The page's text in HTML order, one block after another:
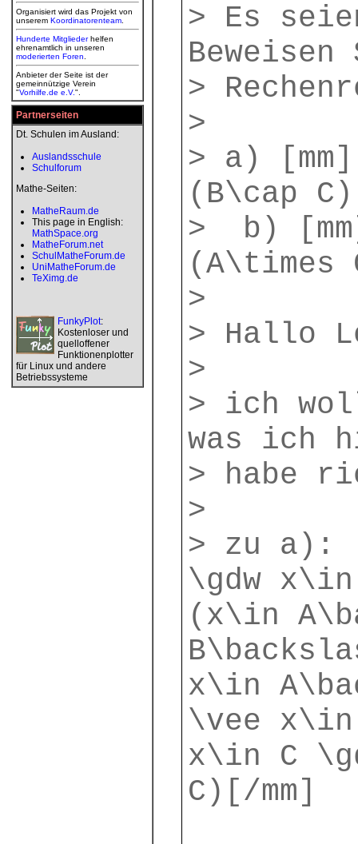
Organisiert wird das Projekt von
unserem Koordinatorenteam
Hunderte Mitgliederhelfen
ehrenamtlich in unseren
moderierten Foren
Anbieter der Seite ist der
gemeinnützige Verein
"Vorhilfe.de e.V.".
Partnerseiten
Dt. Schulen im Ausland:
Auslandsschule
Schulforum
Mathe-Seiten:
MatheRaum.de
This page in English:
MathSpace.org
MatheForum.net
SchulMatheForum.de
UniMatheForum.de
TeXimg.de
FunkyPlot:
Kostenloser und
quelloffener
Funktionenplotter
für Linux und andere
Betriebssysteme
> Es
>
>
> a)
(B\cap
> b)
(A\times
>
> Hallo
>
> ich
was ich
> habe
>
> zu a):
\gdw x\in
(x\in
x\in
\vee x\in
x\in C
C)[/mm]